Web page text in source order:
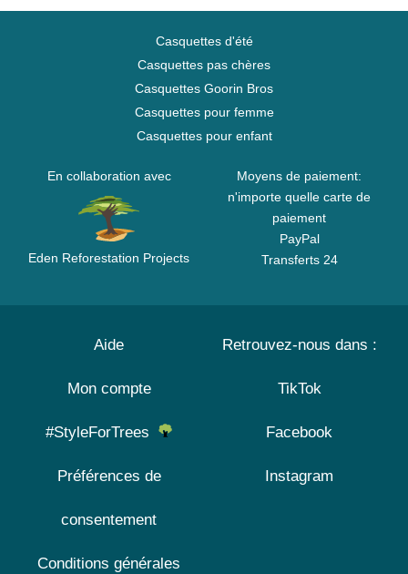
Casquettes d'été
Casquettes pas chères
Casquettes Goorin Bros
Casquettes pour femme
Casquettes pour enfant
En collaboration avec
Eden Reforestation Projects
Moyens de paiement:
n'importe quelle carte de
paiement
PayPal
Transferts 24
Aide
Mon compte
#StyleForTrees
Préférences de
consentement
Conditions générales
Retrouvez-nous dans :
TikTok
Facebook
Instagram